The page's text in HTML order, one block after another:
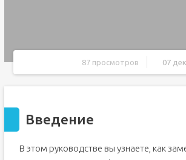
87 просмотров 07
Введение
В этом руководстве вы узнаете, как